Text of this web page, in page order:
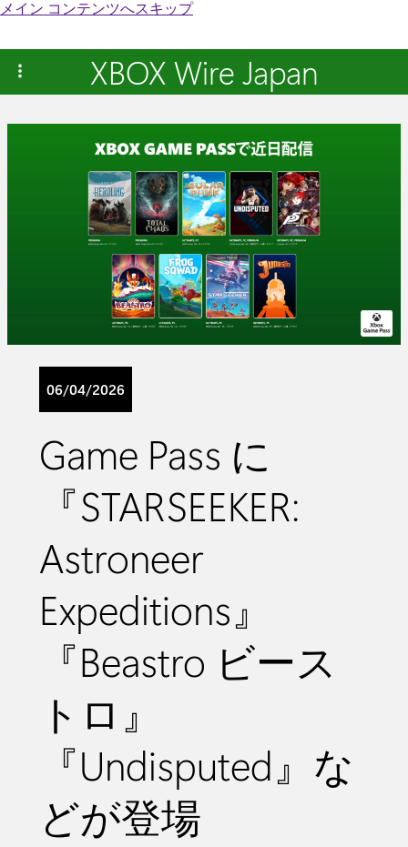
メイン コンテンツへスキップ
XBOX Wire Japan
06/04/2026
Game Pass に
『STARSEEKER:
Astroneer
Expeditions』
『Beastro ビース
トロ』
『Undisputed』な
どが登場